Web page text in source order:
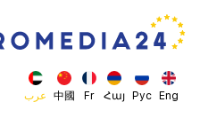
Eng
Рус
Հայ
Fr
中國 عرب